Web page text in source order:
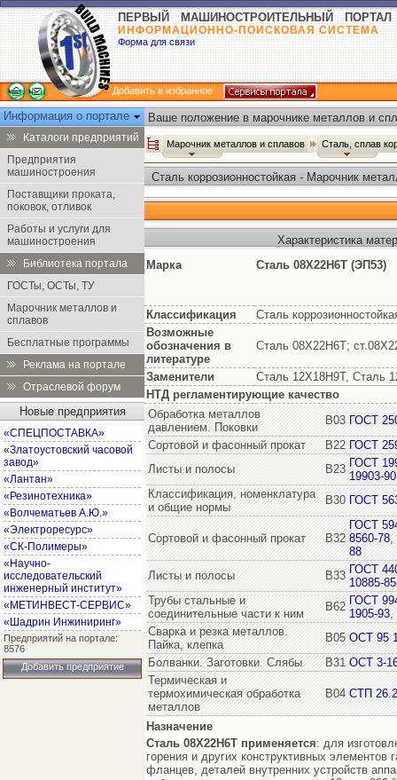
ПЕРВЫЙ МАШИНОСТРОИТЕЛЬНЫЙ ПОРТАЛ
ИНФОРМАЦИОННО-ПОИСКОВАЯ СИСТЕМА
Форма для связи
Добавить в избранное
Информация о портале
Каталоги предприятий
Предприятия
машиностроения
Поставщики проката,
поковок, отливок
Работы и услуги для
машиностроения
Библиотека портала
ГОСТы, ОСТы, ТУ
Марочник металлов и
сплавов
Бесплатные программы
Реклама на портале
Отраслевой форум
Новые предприятия
«СПЕЦПОСТАВКА»
«Златоустовский часовой
завод»
«Лантан»
«Резинотехника»
«Волчематьев А.Ю.»
«Электроресурс»
«СК-Полимеры»
«Научно-
исследовательский
инженерный институт»
«МЕТИНВЕСТ-СЕРВИС»
«Шадрин Инжиниринг»
Предприятий на портале:
8576
Добавить предприятие
Ваше положение в марочнике металлов и
Марочник металлов и сплавов Сталь, сплав
Сталь коррозионностойкая - Марочник
Характеристика
Марка
Сталь 08Х22Н6Т (ЭП53)
Классификация
Сталь
Возможные
обозначения в
литературе
Сталь 08Х22Н6Т;
Заменители
Сталь 12Х18Н9Т, Сталь
НТД регламентирующие качество
Обработка металлов
давлением. Поковки
В03 ГОСТ
Сортовой и фасонный прокат
В22 ГОСТ
Листы и полосы
В23 ГОСТ
19903-90
Классификация, номенклатура
и общие нормы
В30 ГОСТ
Сортовой и фасонный прокат В32
ГОСТ
8560-78,
88
Листы и полосы
В33 ГОСТ
10885-85
Трубы стальные и
соединительные части к ним
В62 ГОСТ
1905-93,
Сварка и резка металлов.
Пайка, клепка
В05 ОСТ 95
Болванки. Заготовки. Слябы
В31 ОСТ 3-
Термическая и
термохимическая обработка
металлов
В04 СТП
Назначение
Сталь 08Х22Н6Т применяется: для
горения и других конструктивных
фланцев, деталей внутренних устройств